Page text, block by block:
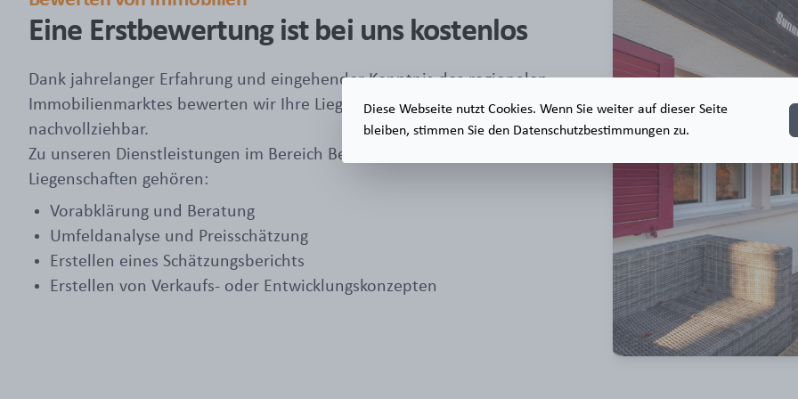
Eine Erstbewertung ist bei uns kostenlos
Dank jahrelanger Erfahrung und eingehender Kenntnis des regionalen
Immobilienmarktes bewerten wir Ihre Liegenschaft exakt und
nachvollziehbar.
Zu unseren Dienstleistungen im Bereich Bewerten von
Liegenschaften gehören:
Vorabklärung und Beratung
Umfeldanalyse und Preisschätzung
Erstellen eines Schätzungsberichts
Erstellen von Verkaufs- oder Entwicklungskonzepten
Diese Webseite nutzt Cookies. Wenn Sie weiter auf dieser Seite
bleiben, stimmen Sie den Datenschutzbestimmungen zu.